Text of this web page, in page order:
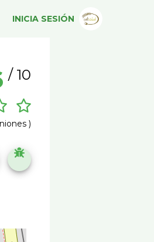
INICIA SESIÓN
/ 10
)